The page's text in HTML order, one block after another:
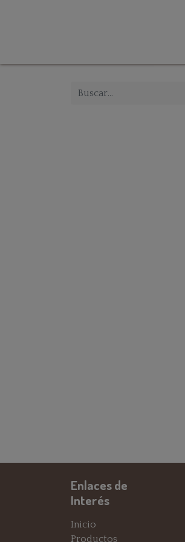
Enlaces de
Interés
Inicio
Productos